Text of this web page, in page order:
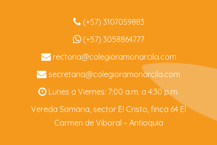
(+57) 3107059883
(+57) 3058864777
rectoria@colegioramonarcila.com
secretaria@colegioramonarcila.com
Lunes a Viernes: 7:00 a.m. a 4:30 p.m.
Vereda Samaria, sector El Cristo, finca 64 El
Carmen de Viboral – Antioquia